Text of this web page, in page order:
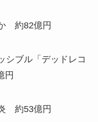
約82億円
シブル「デッドレコ
円
約53億円